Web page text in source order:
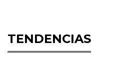
TENDENCIAS